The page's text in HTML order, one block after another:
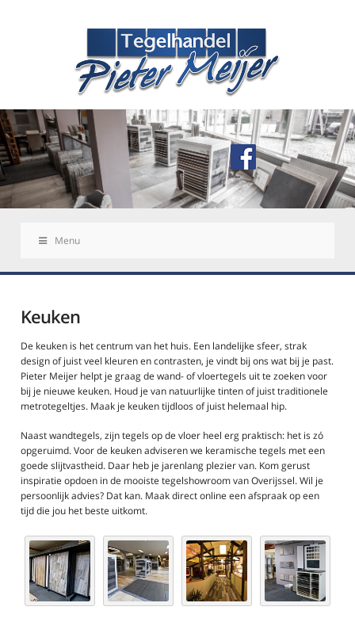
Menu
Keuken
De keuken is het centrum van het huis. Een landelijke sfeer, strak
design of juist veel kleuren en contrasten, je vindt bij ons wat bij je past.
Pieter Meijer helpt je graag de wand- of vloertegels uit te zoeken voor
bij je nieuwe keuken. Houd je van natuurlijke tinten of juist traditionele
metrotegeltjes. Maak je keuken tijdloos of juist helemaal hip.
Naast wandtegels, zijn tegels op de vloer heel erg praktisch: het is zó
opgeruimd. Voor de keuken adviseren we keramische tegels met een
goede slijtvastheid. Daar heb je jarenlang plezier van. Kom gerust
inspiratie opdoen in de mooiste tegelshowroom van Overijssel. Wil je
persoonlijk advies? Dat kan. Maak direct online een afspraak op een
tijd die jou het beste uitkomt.